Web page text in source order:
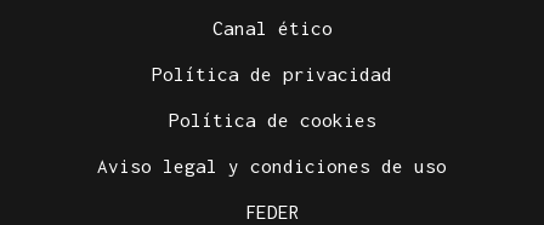
Canal ético
Política de privacidad
Política de cookies
Aviso legal y condiciones de uso
FEDER